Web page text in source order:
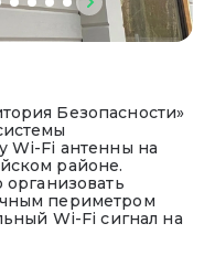
Безопасности»
Wi-Fi антенны на
районе.
организовать
периметром
Wi-Fi сигнал на